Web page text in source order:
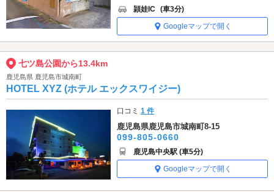
頴娃IC (車3分)
Googleマップで開く
七ツ島公園から13.4km
鹿児島県 鹿児島市城南町
HOTEL XYZ (ホテル エックスワイジー)
口コミ1 件
鹿児島県鹿児島市城南町8-15
099-805-0660
鹿児島中央駅 (車5分)
Googleマップで開く